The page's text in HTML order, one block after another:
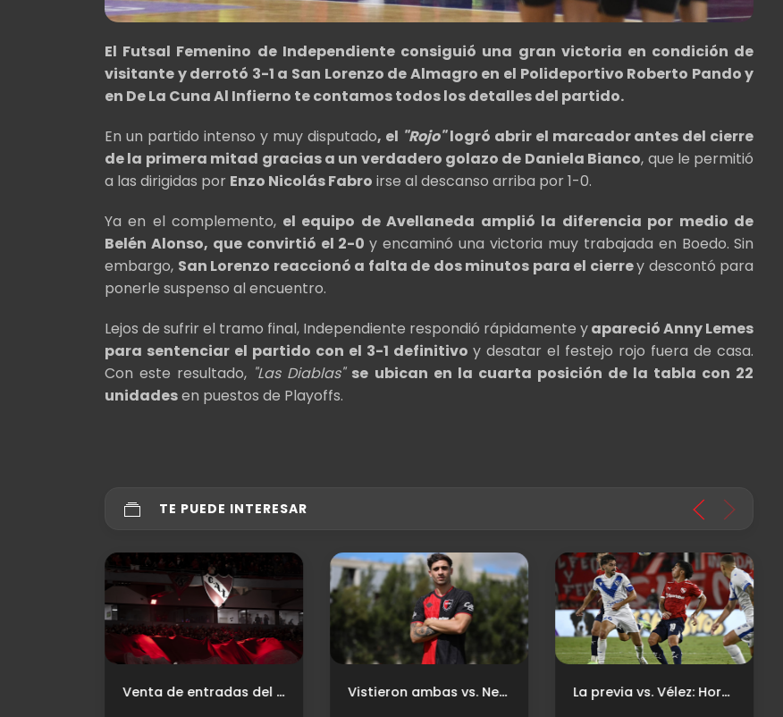
El Futsal Femenino de Independiente consiguió una gran victoria en condición de
visitante y derrotó 3-1 a San Lorenzo de Almagro en el Polideportivo Roberto Pando y
en De La Cuna Al Infierno te contamos todos los detalles del partido.
En un partido intenso y muy disputado, el "Rojo"logró abrir el marcador antes del cierre
de la primera mitad gracias a un verdadero golazo de Daniela Bianco, que le permitió
a las dirigidas por Enzo Nicolás Fabro irse al descanso arriba por 1-0.
Ya en el complemento, el equipo de Avellaneda amplió la diferencia por medio de
Belén Alonso, que convirtió el 2-0y encaminó una victoria muy trabajada en Boedo. Sin
embargo, San Lorenzo reaccionó a falta de dos minutos para el cierrey descontó para
ponerle suspenso al encuentro.
Lejos de sufrir el tramo final, Independiente respondió rápidamente yapareció Anny Lemes
para sentenciar el partido con el 3-1 definitivoy desatar el festejo rojo fuera de casa.
Con este resultado, "Las Diablas" se ubican en la cuarta posición de la tabla con 22
unidadesen puestos de Playoffs.
TE PUEDE INTERESAR
Venta de entradas del "Rojo" vs. Platense Vistieron ambas vs. Newell's La previa vs. Vélez: Horario, TV y Probables Formaciones